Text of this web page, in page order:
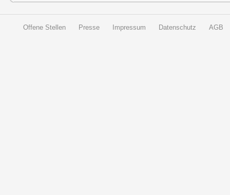
Offene Stellen Presse Impressum Datenschutz AGB